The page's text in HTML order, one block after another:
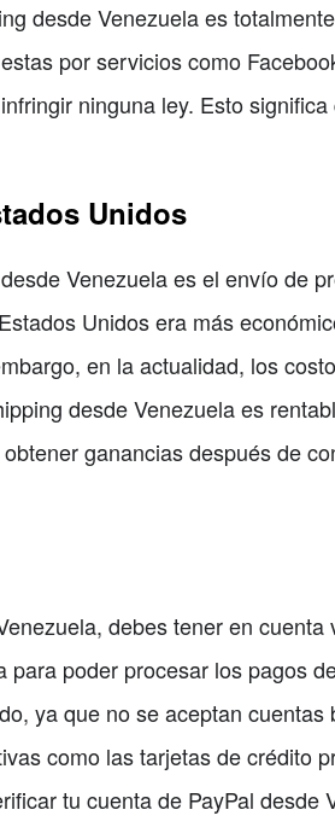
desde Venezuela es
por servicios como
ninguna ley. Esto
Unidos
Venezuela es el envío de
Unidos era más
en la actualidad, los
desde Venezuela es
ganancias después de
debes tener en cuenta
poder procesar los pagos
ya que no se aceptan
como las tarjetas de crédito
tu cuenta de PayPal desde